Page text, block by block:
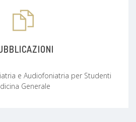
e Audiofoniatria per Studenti
Generale